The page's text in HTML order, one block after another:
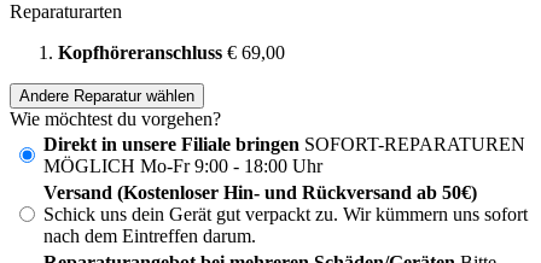
Reparaturarten
Kopfhöreranschluss € 69,00
Andere Reparatur wählen
Wie möchtest du vorgehen?
Direkt in unsere Filiale bringen SOFORT-REPARATUREN
MÖGLICH Mo-Fr 9:00 - 18:00 Uhr
Versand (Kostenloser Hin- und Rückversand ab 50€)
Schick uns dein Gerät gut verpackt zu. Wir kümmern uns sofort
nach dem Eintreffen darum.